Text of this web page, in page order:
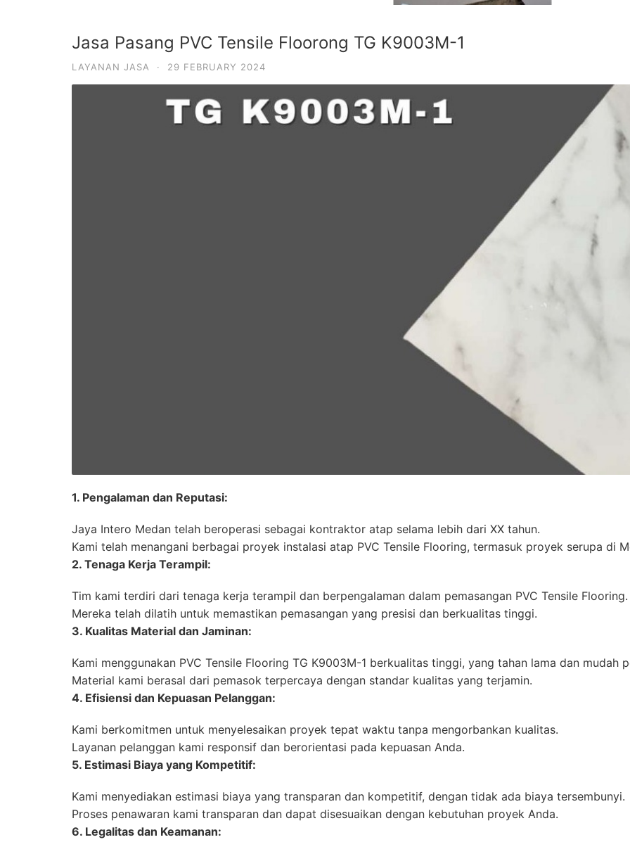
Jasa Pasang PVC Tensile Floorong TG K9003M-1
LAYANAN JASA · 29 FEBRUARY 2024
1. Pengalaman dan Reputasi:
Jaya Intero Medan telah beroperasi sebagai kontraktor atap selama lebih dari XX tahun.
Kami telah menangani berbagai proyek instalasi atap PVC Tensile Flooring, termasuk proyek serupa di
2. Tenaga Kerja Terampil:
Tim kami terdiri dari tenaga kerja terampil dan berpengalaman dalam pemasangan PVC Tensile Flooring.
Mereka telah dilatih untuk memastikan pemasangan yang presisi dan berkualitas tinggi.
3. Kualitas Material dan Jaminan:
Kami menggunakan PVC Tensile Flooring TG K9003M-1 berkualitas tinggi, yang tahan lama dan mudah
Material kami berasal dari pemasok terpercaya dengan standar kualitas yang terjamin.
4. Efisiensi dan Kepuasan Pelanggan:
Kami berkomitmen untuk menyelesaikan proyek tepat waktu tanpa mengorbankan kualitas.
Layanan pelanggan kami responsif dan berorientasi pada kepuasan Anda.
5. Estimasi Biaya yang Kompetitif:
Kami menyediakan estimasi biaya yang transparan dan kompetitif, dengan tidak ada biaya tersembunyi.
Proses penawaran kami transparan dan dapat disesuaikan dengan kebutuhan proyek Anda.
6. Legalitas dan Keamanan: